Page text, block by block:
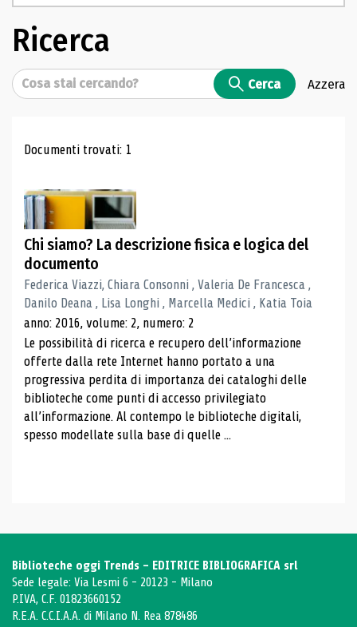
Ricerca
Cerca Cerca Azzera
Risultati di ricerca
Documenti trovati: 1
Chi siamo? La descrizione fisica e logica del
documento
Federica Viazzi, Chiara Consonni , Valeria De Francesca ,
Danilo Deana , Lisa Longhi , Marcella Medici , Katia Toia
anno: 2016, volume: 2, numero: 2
Le possibilità di ricerca e recupero dell’informazione
offerte dalla rete Internet hanno portato a una
progressiva perdita di importanza dei cataloghi delle
biblioteche come punti di accesso privilegiato
all’informazione. Al contempo le biblioteche digitali,
spesso modellate sulla base di quelle ...
Biblioteche oggi Trends - EDITRICE BIBLIOGRAFICA srl
Sede legale: Via Lesmi 6 - 20123 - Milano
P.IVA, C.F. 01823660152
R.E.A. C.C.I.A.A. di Milano N. Rea 878486